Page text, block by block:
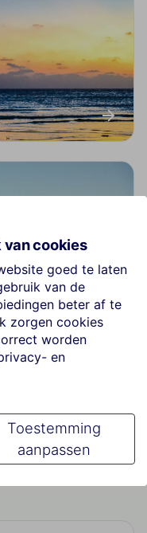
in Valle De
cookies
goed te laten
van de
beter af te
zorgen cookies
worden
en
Toestemming
aanpassen